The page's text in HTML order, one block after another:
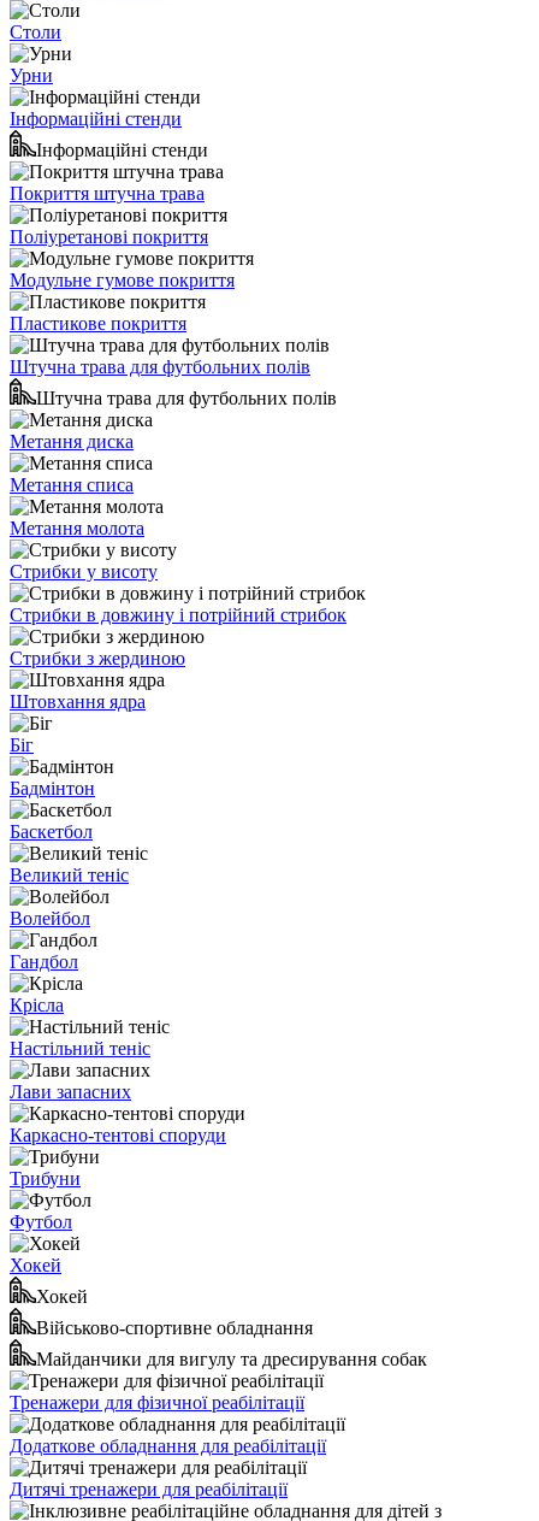
Столи
Урни
Інформаційні стенди
Інформаційні стенди
Покриття штучна трава
Поліуретанові покриття
Модульне гумове покриття
Пластикове покриття
Штучна трава для футбольних полів
Штучна трава для футбольних полів
Метання диска
Метання списа
Метання молота
Стрибки у висоту
Стрибки в довжину і потрійний стрибок
Стрибки з жердиною
Штовхання ядра
Біг
Бадмінтон
Баскетбол
Великий теніс
Волейбол
Гандбол
Крісла
Настільний теніс
Лави запасних
Каркасно-тентові споруди
Трибуни
Футбол
Хокей
Хокей
Військово-спортивне обладнання
Майданчики для вигулу та дресирування собак
Тренажери для фізичної реабілітації
Додаткове обладнання для реабілітації
Дитячі тренажери для реабілітації